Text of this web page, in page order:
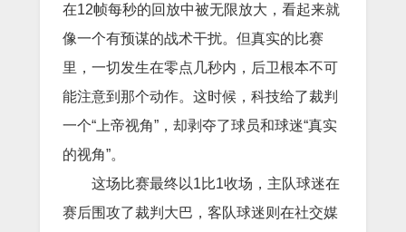
在12帧每秒的回放中被无限放大，看起来就
像一个有预谋的战术干扰。但真实的比赛
里，一切发生在零点几秒内，后卫根本不可
能注意到那个动作。这时候，科技给了裁判
一个“上帝视角”，却剥夺了球员和球迷“真实
的视角”。
这场比赛最终以1比1收场，主队球迷在
赛后围攻了裁判大巴，客队球迷则在社交媒